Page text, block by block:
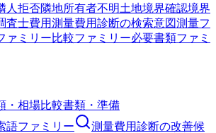
人拒否隣地所有者不明土地境界確認境界
査士費用測量費用診断の検索意図測量フ
ァミリー比較ファミリー必要書類ファミ
・相場比較書類・準備
語ファミリー 測量費用診断の改善候